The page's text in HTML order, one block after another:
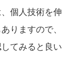
個人技術を伸
りますので、
てみると良い